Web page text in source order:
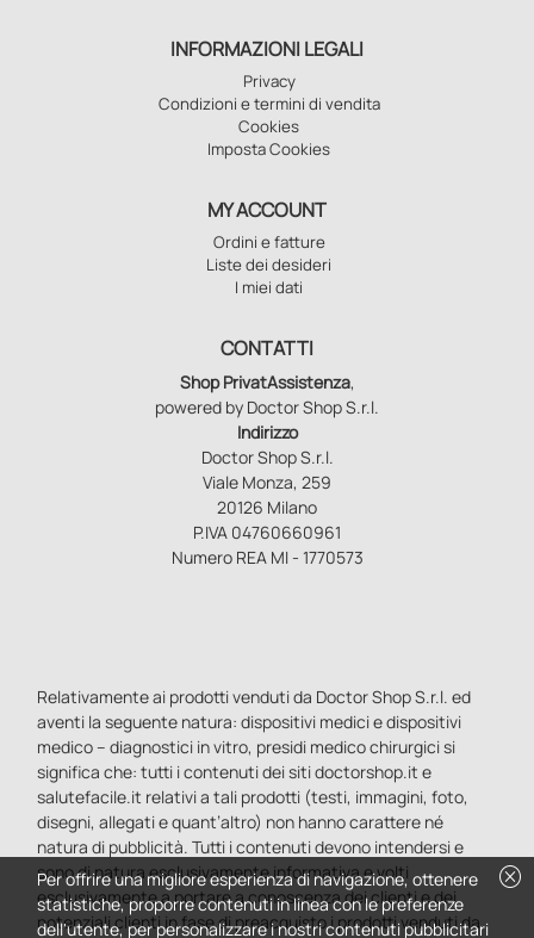
INFORMAZIONI LEGALI
Privacy
Condizioni e termini di vendita
Cookies
Imposta Cookies
MY ACCOUNT
Ordini e fatture
Liste dei desideri
I miei dati
CONTATTI
Shop PrivatAssistenza,
powered by Doctor Shop S.r.l.
Indirizzo
Doctor Shop S.r.l.
Viale Monza, 259
20126 Milano
P.IVA 04760660961
Numero REA MI - 1770573
Relativamente ai prodotti venduti da Doctor Shop S.r.l. ed
aventi la seguente natura: dispositivi medici e dispositivi
medico – diagnostici in vitro, presidi medico chirurgici si
significa che: tutti i contenuti dei siti doctorshop.it e
salutefacile.it relativi a tali prodotti (testi, immagini, foto,
disegni, allegati e quant’altro) non hanno carattere né
natura di pubblicità. Tutti i contenuti devono intendersi e
sono di natura esclusivamente informativa e volti
esclusivamente a portare a conoscenza dei clienti e dei
potenziali clienti in fase di preacquisto i prodotti venduti da
cancel
Per offrire una migliore esperienza di navigazione, ottenere
statistiche, proporre contenuti in linea con le preferenze
dell'utente, per personalizzare i nostri contenuti pubblicitari